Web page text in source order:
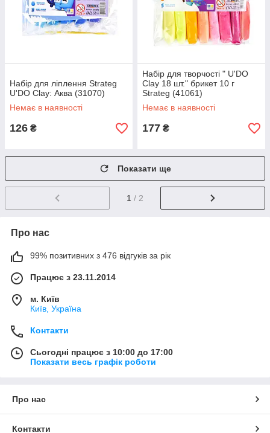
Набір для ліплення Strateg
U'DO Clay: Аква (31070)
Немає в наявності
126 ₴
Набір для творчості " U'DO
Clay 18 шт." брикет 10 г
Strateg (41061)
Немає в наявності
177 ₴
Показати ще
1 / 2
Про нас
99% позитивних з 476 відгуків за рік
Працює з 23.11.2014
м. Київ
Київ, Україна
Контакти
Сьогодні працює з 10:00 до 17:00
Показати весь графік роботи
Про нас
Контакти